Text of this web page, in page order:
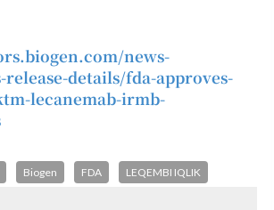
news-
release-details/fda-approves-
lecanemab-irmb-
Biogen FDA LEQEMBI IQLIK